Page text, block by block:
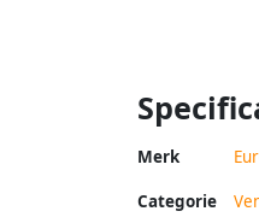
Merk
Categorie